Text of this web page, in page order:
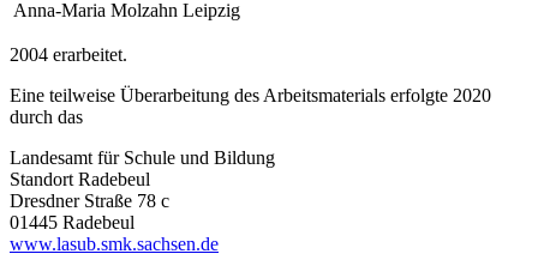
Anna-Maria Molzahn Leipzig
2004 erarbeitet.
Eine teilweise Überarbeitung des Arbeitsmaterials erfolgte 2020
durch das
Landesamt für Schule und Bildung
Standort Radebeul
Dresdner Straße 78 c
01445 Radebeul
www.lasub.smk.sachsen.de